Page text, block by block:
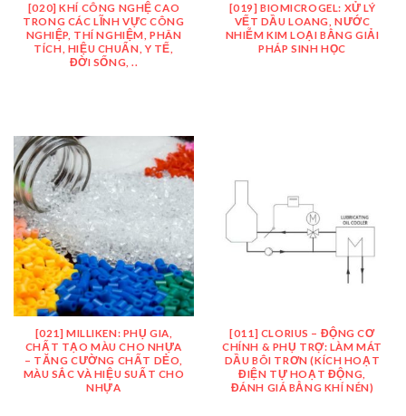
[020] KHÍ CÔNG NGHỆ CAO
TRONG CÁC LĨNH VỰC CÔNG
NGHIỆP, THÍ NGHIỆM, PHÂN
TÍCH, HIỆU CHUẨN, Y TẾ,
ĐỜI SỐNG, ..
[019] BIOMICROGEL: XỬ LÝ
VẾT DẦU LOANG, NƯỚC
NHIỄM KIM LOẠI BẰNG GIẢI
PHÁP SINH HỌC
[021] MILLIKEN: PHỤ GIA,
CHẤT TẠO MÀU CHO NHỰA
– TĂNG CƯỜNG CHẤT DẺO,
MÀU SẮC VÀ HIỆU SUẤT CHO
NHỰA
[011] CLORIUS – ĐỘNG CƠ
CHÍNH & PHỤ TRỢ: LÀM MÁT
DẦU BÔI TRƠN (KÍCH HOẠT
ĐIỆN TỰ HOẠT ĐỘNG,
ĐÁNH GIÁ BẰNG KHÍ NÉN)